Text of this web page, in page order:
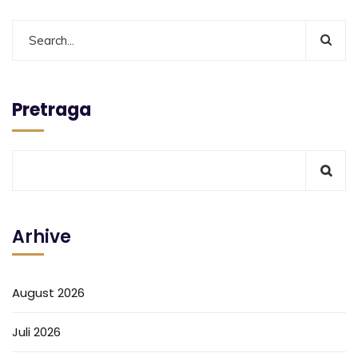
Pretraga
Arhive
August 2026
Juli 2026